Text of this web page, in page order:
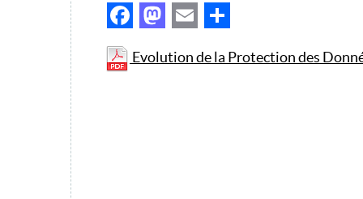
Facebook
Mastodon
Email
Evolution de la Protection des